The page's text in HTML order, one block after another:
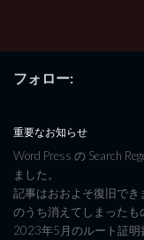
フォロー:
重要なお知らせ
Word Press の Search
ました。
記事はおおよそ復旧でき
のうち消えてしまったも
2023年5月のルート証明